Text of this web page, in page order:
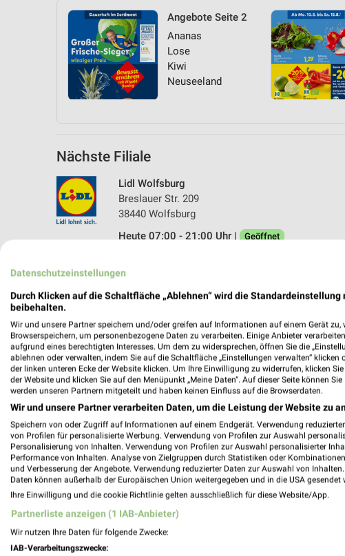
Angebote Seite 2
Ananas
Lose
Kiwi
Neuseeland
Nächste Filiale
Lidl Wolfsburg
Breslauer Str. 209
38440 Wolfsburg
Heute 07:00 - 21:00 Uhr |
Geöffnet
Datenschutzeinstellungen
Durch Klicken auf die Schaltfläche „Ablehnen“ wird die
beibehalten.
Wir und unsere Partner speichern und/oder greifen auf Informationen auf einem Gerät zu,
Browserspeichern, um personenbezogene Daten zu verarbeiten. Einige Anbieter
aufgrund eines berechtigten Interesses. Um dem zu widersprechen, öffnen Sie die
ablehnen oder verwalten, indem Sie auf die Schaltfläche „Einstellungen verwalten“
der linken unteren Ecke der Website klicken. Um Ihre Einwilligung zu widerrufen, klicken
der Website und klicken Sie auf den Menüpunkt „Meine Daten“. Auf dieser Seite können
werden unseren Partnern mitgeteilt und haben keinen Einfluss auf die Browserdaten.
Wir und unsere Partner verarbeiten Daten, um die Leistung der Website zu
Speichern von oder Zugriff auf Informationen auf einem Endgerät. Verwendung
von Profilen für personalisierte Werbung. Verwendung von Profilen zur Auswahl
Personalisierung von Inhalten. Verwendung von Profilen zur Auswahl personalisierter
Performance von Inhalten. Analyse von Zielgruppen durch Statistiken oder
und Verbesserung der Angebote. Verwendung reduzierter Daten zur Auswahl von Inhalten.
Daten können außerhalb der Europäischen Union weitergegeben und in die USA gesendet
Ihre Einwilligung und die cookie Richtlinie gelten ausschließlich für diese Website/App.
Partnerliste anzeigen (1 IAB-Anbieter)
Wir nutzen Ihre Daten für folgende Zwecke:
IAB-Verarbeitungszwecke: